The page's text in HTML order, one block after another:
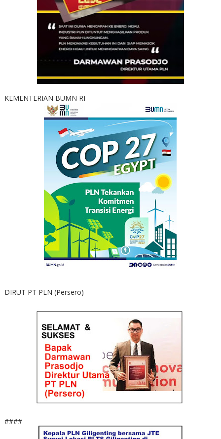
KEMENTERIAN BUMN RI
DIRUT PT PLN (Persero)
####